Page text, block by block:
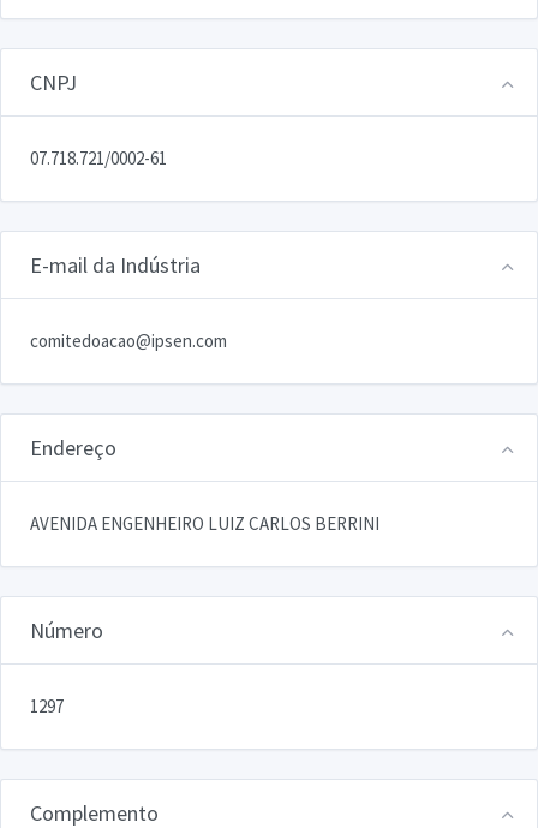
CNPJ
07.718.721/0002-61
E-mail da Indústria
comitedoacao@ipsen.com
Endereço
AVENIDA ENGENHEIRO LUIZ CARLOS BERRINI
Número
1297
Complemento